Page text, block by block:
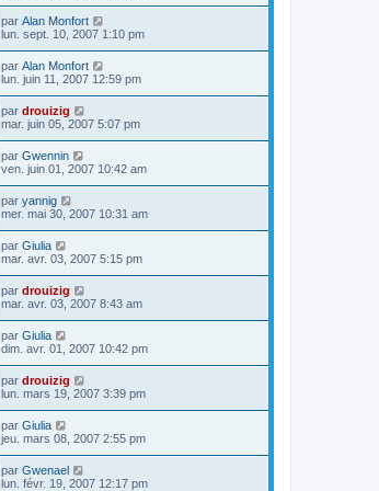
par Alan Monfort
lun. sept. 10, 2007 1:10 pm
par Alan Monfort
lun. juin 11, 2007 12:59 pm
par drouizig
mar. juin 05, 2007 5:07 pm
par Gwennin
ven. juin 01, 2007 10:42 am
par yannig
mer. mai 30, 2007 10:31 am
par Giulia
mar. avr. 03, 2007 5:15 pm
par drouizig
mar. avr. 03, 2007 8:43 am
par Giulia
dim. avr. 01, 2007 10:42 pm
par drouizig
lun. mars 19, 2007 3:39 pm
par Giulia
jeu. mars 08, 2007 2:55 pm
par Gwenael
lun. févr. 19, 2007 12:17 pm